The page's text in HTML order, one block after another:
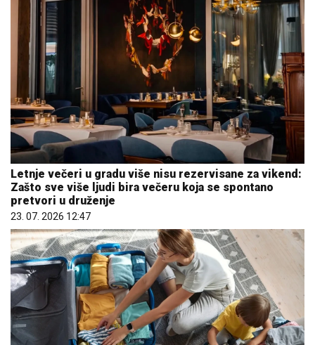
Letnje večeri u gradu više nisu rezervisane za vikend:
Zašto sve više ljudi bira večeru koja se spontano
pretvori u druženje
23. 07. 2026 12:47